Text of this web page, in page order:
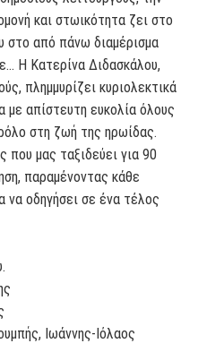
και στωικότητα ζει στο
στο από πάνω διαμέρισμα
Η Κατερίνα Διδασκάλου,
πλημμυρίζει κυριολεκτικά
με απίστευτη ευκολία όλους
στη ζωή της ηρωίδας.
που μας ταξιδεύει για 90
παραμένοντας κάθε
να οδηγήσει σε ένα τέλος
Ιωάννης-Ιόλαος